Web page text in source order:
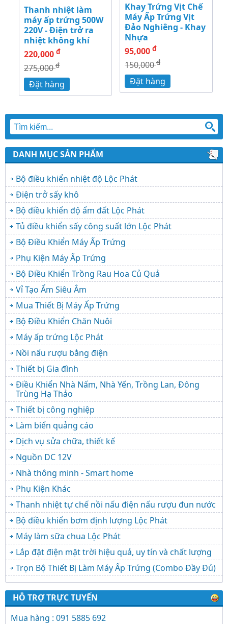
Thanh nhiệt làm
máy ấp trứng 500W
220V - Điện trở ra
nhiệt không khí
220,000 đ
275,000đ
Đặt hàng
Khay Trứng Vịt Chế
Máy Ấp Trứng Vịt
Đảo Nghiêng - Khay
Nhựa
95,000 đ
150,000đ
Đặt hàng
DANH MỤC SẢN PHẨM
Bộ điều khiển nhiệt độ Lộc Phát
Điện trở sấy khô
Bộ điều khiển độ ẩm đất Lộc Phát
Tủ điều khiển sấy công suất lớn Lộc Phát
Bộ Điều Khiển Máy Ấp Trứng
Phụ Kiện Máy Ấp Trứng
Bộ Điều Khiển Trồng Rau Hoa Củ Quả
Vỉ Tạo Ẩm Siêu Âm
Mua Thiết Bị Máy Ấp Trứng
Bộ Điều Khiển Chăn Nuôi
Máy ấp trứng Lộc Phát
Nồi nấu rượu bằng điện
Thiết bị Gia đình
Điều Khiển Nhà Nấm, Nhà Yến, Trồng Lan, Đông
Trùng Hạ Thảo
Thiết bị công nghiệp
Làm biển quảng cáo
Dịch vụ sửa chữa, thiết kế
Nguồn DC 12V
Nhà thông minh - Smart home
Phụ Kiện Khác
Thanh nhiệt tự chế nồi nấu điện nấu rượu đun nước
Bộ điều khiển bơm định lượng Lộc Phát
Máy làm sữa chua Lộc Phát
Lắp đặt điện mặt trời hiệu quả, uy tín và chất lượng
Trọn Bộ Thiết Bị Làm Máy Ấp Trứng (Combo Đầy Đủ)
HỖ TRỢ TRỰC TUYẾN
Mua hàng : 091 5885 692